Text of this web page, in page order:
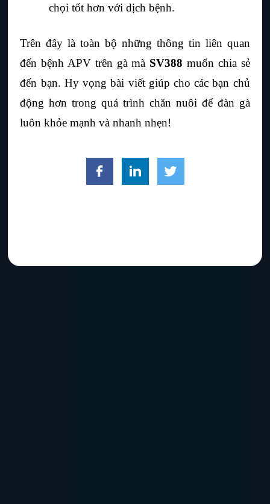
chọi tốt hơn với dịch bệnh.
Trên đây là toàn bộ những thông tin liên quan
đến bệnh APV trên gà mà SV388 muốn chia sẻ
đến bạn. Hy vọng bài viết giúp cho các bạn chủ
động hơn trong quá trình chăn nuôi để đàn gà
luôn khỏe mạnh và nhanh nhẹn!